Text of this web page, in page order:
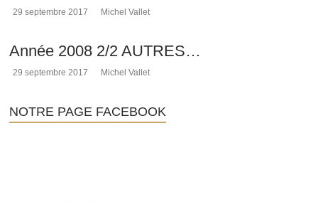
29 septembre 2017 Michel Vallet
Année 2008 2/2 AUTRES…
29 septembre 2017 Michel Vallet
NOTRE PAGE FACEBOOK